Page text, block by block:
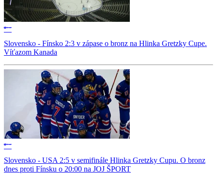
Slovensko - Fínsko 2:3 v zápase o bronz na Hlinka Gretzky Cupe.
Víťazom Kanada
Slovensko - USA 2:5 v semifinále Hlinka Gretzky Cupu. O bronz
dnes proti Fínsku o 20:00 na JOJ ŠPORT